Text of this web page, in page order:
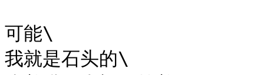
可能\
我就是石头的\